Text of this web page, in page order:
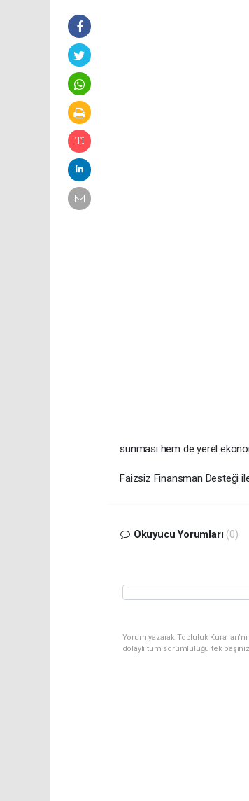
sunması hem de yerel
Faizsiz Finansman Desteği
Okuyucu Yorumları (0)
Yorum yazarak Topluluk
dolaylı tüm sorumluluğu tek